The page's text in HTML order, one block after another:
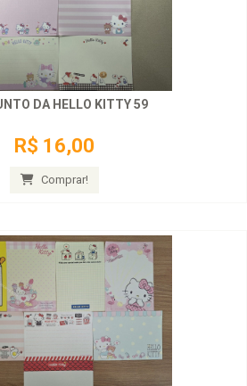
DA HELLO KITTY 59
R$ 16,00
Comprar!